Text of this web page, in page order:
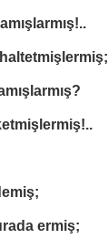
ermiş;